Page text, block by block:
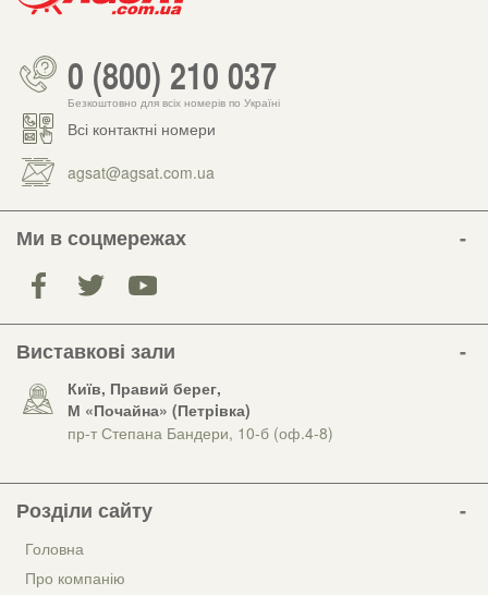
0 (800) 210 037
Безкоштовно для всіх номерів по Україні
Всі контактні номери
agsat@agsat.com.ua
Ми в соцмережах
Виставкові зали
Київ, Правий берег,
М «Почайна» (Петрiвка)
пр-т Степана Бандери, 10-б (оф.4-8)
Розділи сайту
Головна
Про компанію